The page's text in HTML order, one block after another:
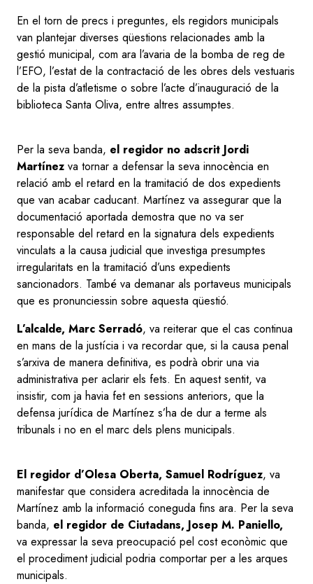
En el torn de precs i preguntes, els regidors municipals
van plantejar diverses qüestions relacionades amb la
gestió municipal, com ara l’avaria de la bomba de reg de
l’EFO, l’estat de la contractació de les obres dels vestuaris
de la pista d’atletisme o sobre l’acte d’inauguració de la
biblioteca Santa Oliva, entre altres assumptes.
Per la seva banda, el regidor no adscrit Jordi
Martínez va tornar a defensar la seva innocència en
relació amb el retard en la tramitació de dos expedients
que van acabar caducant. Martínez va assegurar que la
documentació aportada demostra que no va ser
responsable del retard en la signatura dels expedients
vinculats a la causa judicial que investiga presumptes
irregularitats en la tramitació d’uns expedients
sancionadors. També va demanar als portaveus municipals
que es pronunciessin sobre aquesta qüestió.
L’alcalde, Marc Serradó, va reiterar que el cas continua
en mans de la justícia i va recordar que, si la causa penal
s’arxiva de manera definitiva, es podrà obrir una via
administrativa per aclarir els fets. En aquest sentit, va
insistir, com ja havia fet en sessions anteriors, que la
defensa jurídica de Martínez s’ha de dur a terme als
tribunals i no en el marc dels plens municipals.
El regidor d’Olesa Oberta, Samuel Rodríguez, va
manifestar que considera acreditada la innocència de
Martínez amb la informació coneguda fins ara. Per la seva
banda, el regidor de Ciutadans, Josep M. Paniello,
va expressar la seva preocupació pel cost econòmic que
el procediment judicial podria comportar per a les arques
municipals.